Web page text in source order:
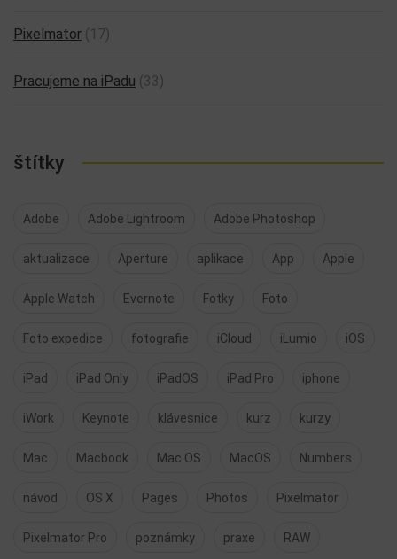
Pixelmator (17)
Pracujeme na iPadu (33)
štítky
Adobe Adobe Lightroom Adobe Photoshop
aktualizace Aperture aplikace App Apple
Apple Watch Evernote Fotky Foto
Foto expedice fotografie iCloud iLumio iOS
iPad iPad Only iPadOS iPad Pro iphone
iWork Keynote klávesnice kurz kurzy
Mac Macbook Mac OS MacOS Numbers
návod OS X Pages Photos Pixelmator
Pixelmator Pro poznámky praxe RAW